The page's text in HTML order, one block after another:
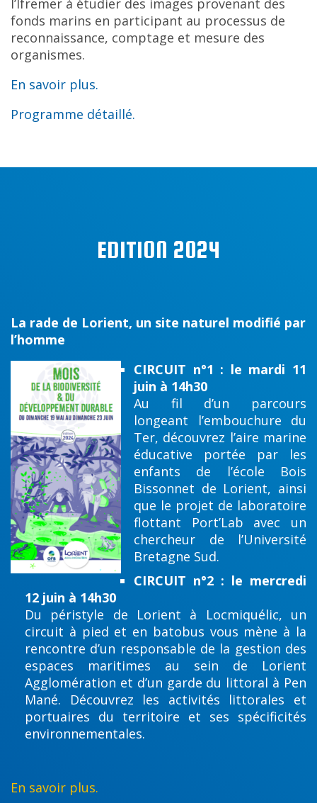
l’Ifremer à étudier des images provenant des
fonds marins en participant au processus de
reconnaissance, comptage et mesure des
organismes.
En savoir plus.
Programme détaillé.
EDITION 2024
La rade de Lorient, un site naturel modifié par
l’homme
CIRCUIT n°1 : le mardi 11
juin à 14h30
Au fil d’un parcours
longeant l’embouchure du
Ter, découvrez l’aire marine
éducative portée par les
enfants de l’école Bois
Bissonnet de Lorient, ainsi
que le projet de laboratoire
flottant Port’Lab avec un
chercheur de l’Université
Bretagne Sud.
CIRCUIT n°2 : le mercredi
12 juin à 14h30
Du péristyle de Lorient à Locmiquélic, un
circuit à pied et en batobus vous mène à la
rencontre d’un responsable de la gestion des
espaces maritimes au sein de Lorient
Agglomération et d’un garde du littoral à Pen
Mané. Découvrez les activités littorales et
portuaires du territoire et ses spécificités
environnementales.
En savoir plus.